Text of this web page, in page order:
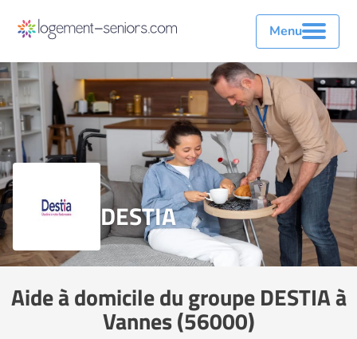
Menu
DESTIA
Aide à domicile du groupe DESTIA à
Vannes (56000)